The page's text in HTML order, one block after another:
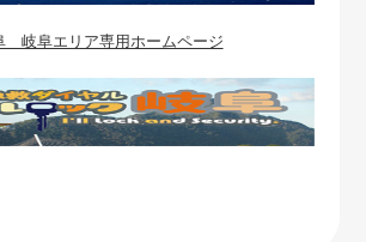
岐阜エリア専用ホームページ